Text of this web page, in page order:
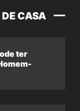
CASA
ter